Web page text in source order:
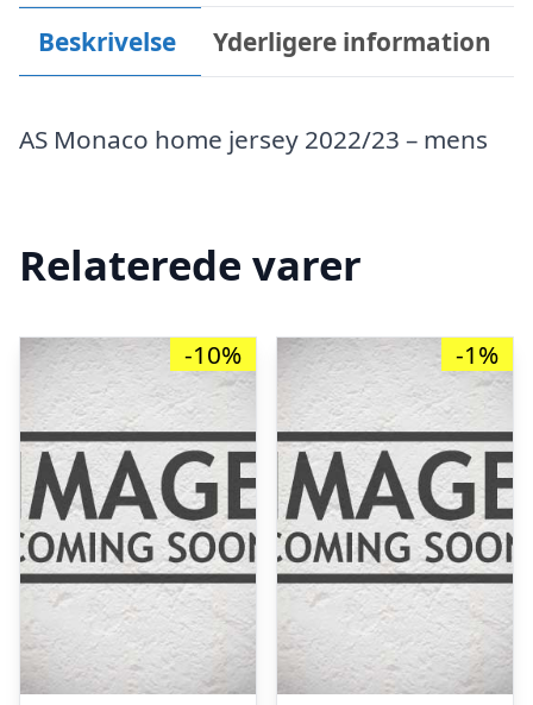
Beskrivelse Yderligere information
AS Monaco home jersey 2022/23 – mens
Relaterede varer
-10% -1%